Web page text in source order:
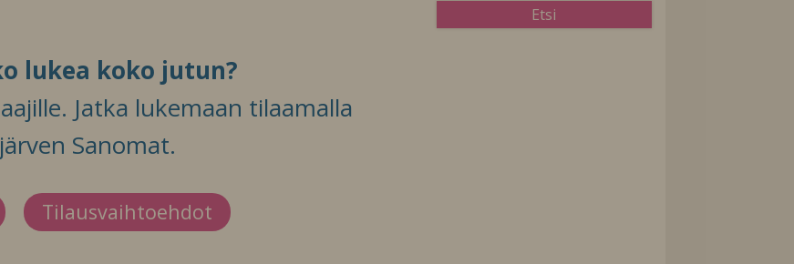
lukea koko jutun?
Jatka lukemaan tilaamalla
Sanomat.
Tilausvaihtoehdot